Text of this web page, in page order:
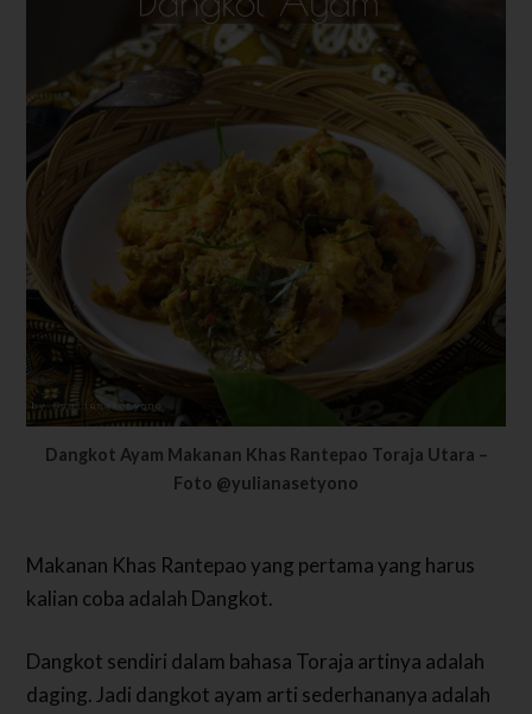
Dangkot Ayam Makanan Khas Rantepao Toraja Utara –
Foto @yulianasetyono
Makanan Khas Rantepao yang pertama yang harus
kalian coba adalah Dangkot.
Dangkot sendiri dalam bahasa Toraja artinya adalah
daging. Jadi dangkot ayam arti sederhananya adalah